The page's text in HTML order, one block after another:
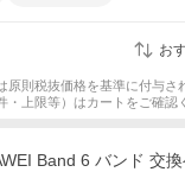
お
原則税抜価格を基準に付与さ
・上限等）はカートをご確認
Band 6 バンド 交